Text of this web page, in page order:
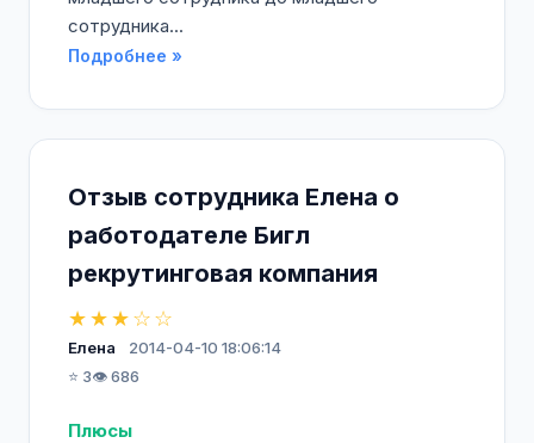
сотрудника...
Подробнее »
Отзыв сотрудника Елена о
работодателе Бигл
рекрутинговая компания
★★★☆☆
Елена
2014-04-10 18:06:14
⭐ 3👁️ 686
Плюсы